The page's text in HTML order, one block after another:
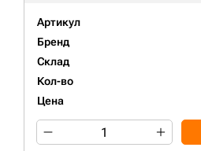
Артикул
Бренд
Склад
Кол-во
Цена